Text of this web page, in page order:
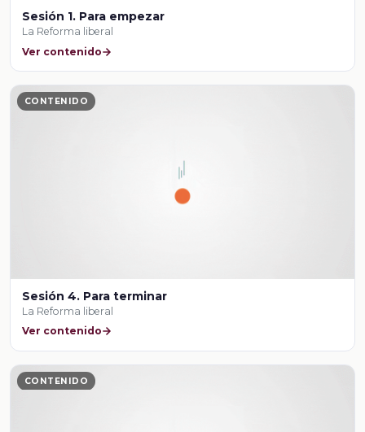
Sesión 1. Para empezar
La Reforma liberal
Ver contenido
CONTENIDO
Sesión 4. Para terminar
La Reforma liberal
Ver contenido
CONTENIDO